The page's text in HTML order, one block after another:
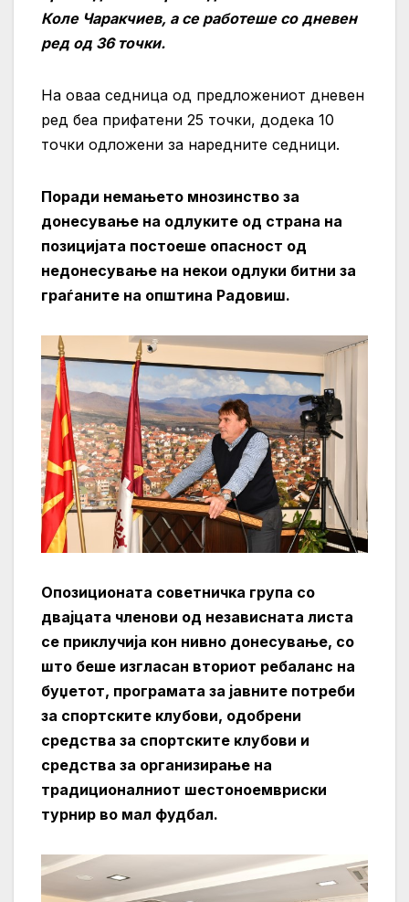
Коле Чаракчиев, а се работеше со дневен
ред од 36 точки.
На оваа седница од предложениот дневен
ред беа прифатени 25 точки, додека 10
точки одложени за наредните седници.
Поради немањето мнозинство за
донесување на одлуките од страна на
позицијата постоеше опасност од
недонесување на некои одлуки битни за
граѓаните на општина Радовиш.
Опозиционата советничка група со
двајцата членови од независната листа
се приклучија кон нивно донесување, со
што беше изгласан вториот ребаланс на
буџетот, програмата за јавните потреби
за спортските клубови, одобрени
средства за спортските клубови и
средства за организирање на
традиционалниот шестоноемвриски
турнир во мал фудбал.